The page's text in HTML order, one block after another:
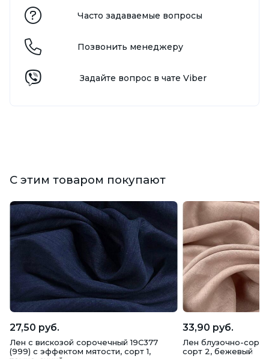
Часто задаваемые вопросы
Позвонить менеджеру
Задайте вопрос в чате Viber
С этим товаром покупают
27,50 руб.
Лен с вискозой сорочечный 19C377
(999) с эффектом мятости, сорт 1,
33,90 руб.
Лен блузочно-
сорт 2, бежевый